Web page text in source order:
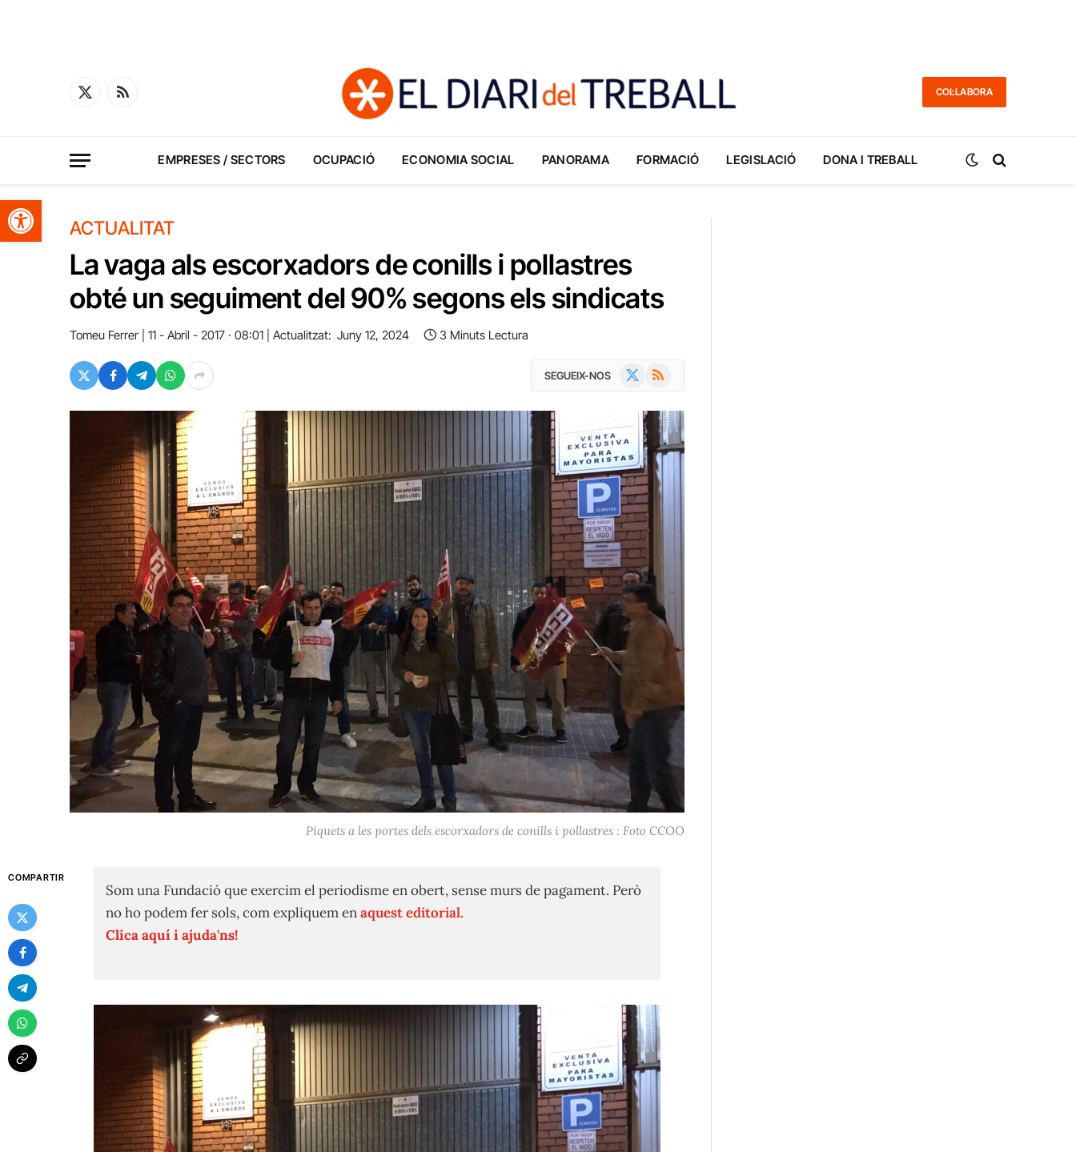
Obre la barra d'eines
X
RSS
COL·LABORA
EMPRESES / SECTORS OCUPACIÓ ECONOMIA SOCIAL PANORAMA FORMACIÓ LEGISLACIÓ DONA I TREBALL
ACTUALITAT
La vaga als escorxadors de conills i pollastres
obté un seguiment del 90% segons els sindicats
Tomeu Ferrer 11 - Abril - 2017 · 08:01 Actualitzat: Juny 12, 2024 3 Minuts Lectura
SEGUEIX-NOS RSS
Piquets a les portes dels escorxadors de conills i pollastres : Foto CCOO
COMPARTIR
Som una Fundació que exercim el periodisme en obert, sense murs de pagament. Però
no ho podem fer sols, com expliquem enaquest editorial.
Clica aquí i ajuda'ns!